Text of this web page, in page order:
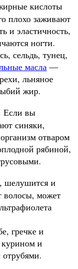
кислоты
плохо заживают
и эластичность,
ногти.
сельдь, тунец,
масла —
льняное
жир.
Если вы
синяки,
отваром
рябиной,
шелушится и
волосы, может
гречке и
курином и